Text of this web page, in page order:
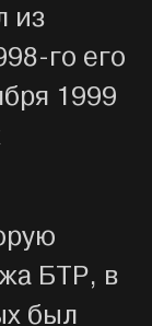
из
го его
1999
БТР, в
был